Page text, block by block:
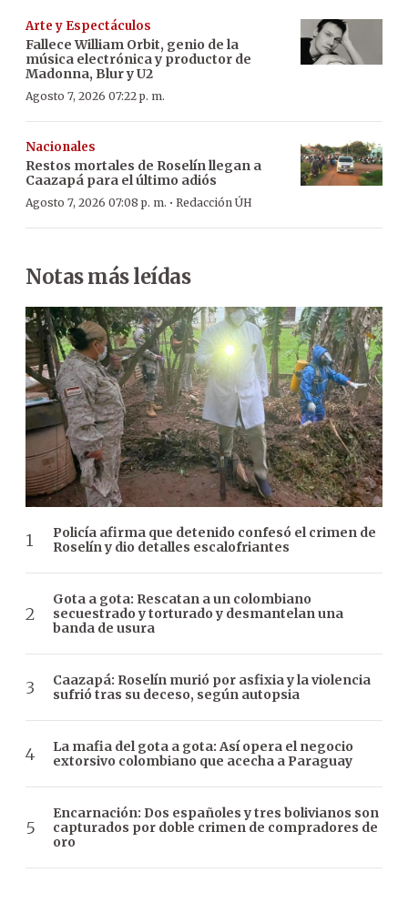
Arte y Espectáculos
Fallece William Orbit, genio de la
música electrónica y productor de
Madonna, Blur y U2
Agosto 7, 2026 07:22 p. m.
Nacionales
Restos mortales de Roselín llegan a
Caazapá para el último adiós
Agosto 7, 2026 07:08 p. m. · Redacción ÚH
Notas más leídas
Policía afirma que detenido confesó el crimen de
Roselín y dio detalles escalofriantes
Gota a gota: Rescatan a un colombiano
secuestrado y torturado y desmantelan una
banda de usura
Caazapá: Roselín murió por asfixia y la violencia
sufrió tras su deceso, según autopsia
La mafia del gota a gota: Así opera el negocio
extorsivo colombiano que acecha a Paraguay
Encarnación: Dos españoles y tres bolivianos son
capturados por doble crimen de compradores de
oro